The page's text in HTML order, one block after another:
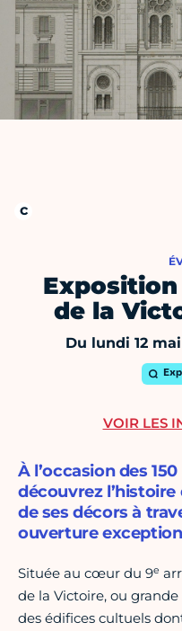
de la
Du lundi 12
À l’occasion des
découvrez
de ses décors à
ouverture
Située au cœur du 9e
de la Victoire, ou
des édifices cultuels
VOIR LES